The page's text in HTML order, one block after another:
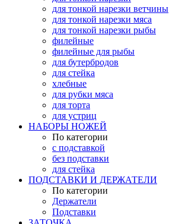
для тонкой нарезки ветчины
для тонкой нарезки мяса
для тонкой нарезки рыбы
филейные
филейные для рыбы
для бутербродов
для стейка
хлебные
для рубки мяса
для торта
для устриц
НАБОРЫ НОЖЕЙ
По категории
с подставкой
без подставки
для стейка
ПОДСТАВКИ И ДЕРЖАТЕЛИ
По категории
Держатели
Подставки